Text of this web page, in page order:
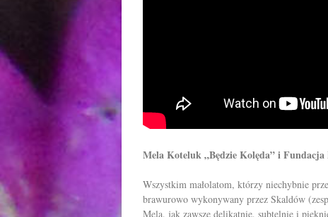
Mela Koteluk „Będzie Kolęda” i
Wszystkim małolatom, którzy niechybnie
brawurowo wykonywany przez Skaldów
Mela, jak zawsze delikatnie, subtelnie i